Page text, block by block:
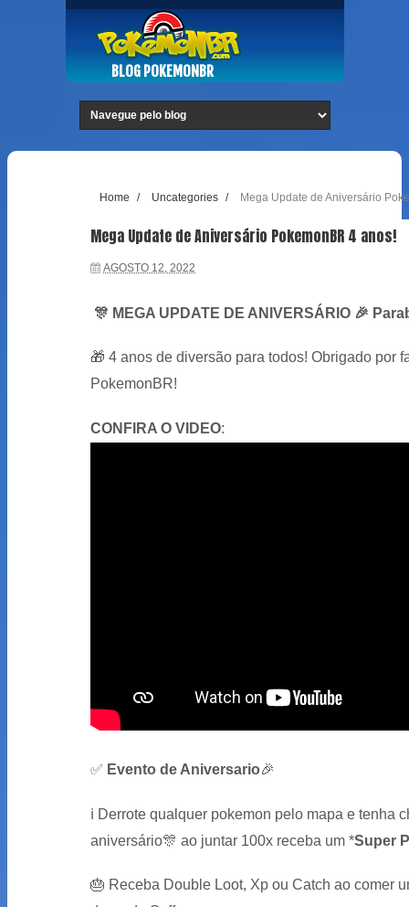
BLOG POKEMONBR
Home / Uncategories / Mega Update de Aniversário
Mega Update de Aniversário PokemonBR 4 anos!
AGOSTO 12, 2022
🎊 MEGA UPDATE DE ANIVERSÁRIO 🎉
🎁 4 anos de diversão para todos! Obrigado por
PokemonBR!
CONFIRA O VIDEO:
✅ Evento de Aniversario🎉
ℹ️ Derrote qualquer pokemon pelo mapa e tenha
aniversário🎊 ao juntar 100x receba um *Super
🎂 Receba Double Loot, Xp ou Catch ao comer